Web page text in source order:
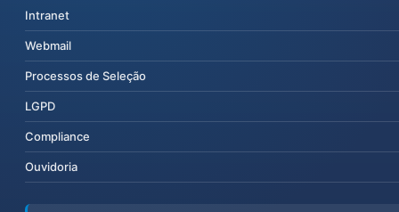
Intranet
Webmail
Processos de Seleção
LGPD
Compliance
Ouvidoria